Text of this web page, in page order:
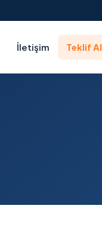
İletişim Teklif Al